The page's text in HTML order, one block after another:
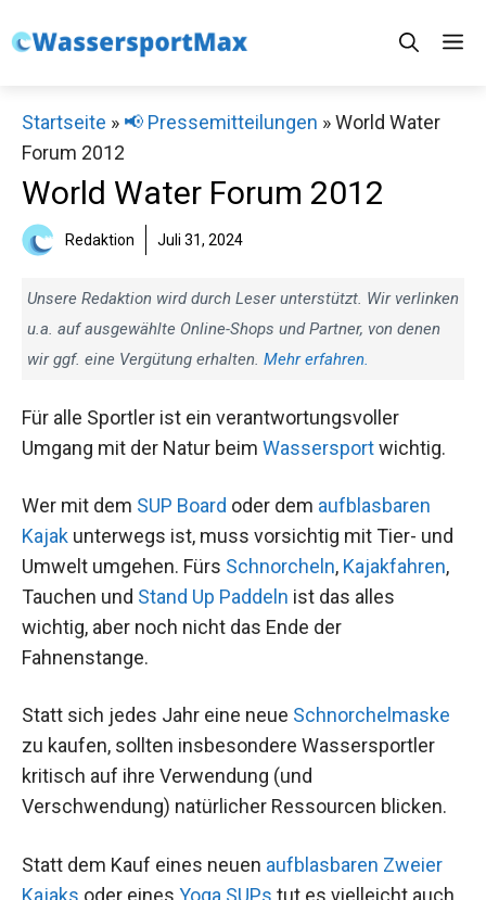
Inhalt
Startseite » 📢 Pressemitteilungen »World Water
Forum 2012
World Water Forum 2012
Redaktion Juli 31, 2024
Unsere Redaktion wird durch Leser unterstützt. Wir verlinken
u.a. auf ausgewählte Online-Shops und Partner, von denen
wir ggf. eine Vergütung erhalten. Mehr erfahren.
Für alle Sportler ist ein verantwortungsvoller
Umgang mit der Natur beim Wassersportwichtig.
Wer mit dem SUP Board oder dem aufblasbaren
Kajak unterwegs ist, muss vorsichtig mit Tier- und
Umwelt umgehen. Fürs Schnorcheln, Kajakfahren,
Tauchen und Stand Up Paddeln ist das alles
wichtig, aber noch nicht das Ende der
Fahnenstange.
Statt sich jedes Jahr eine neue Schnorchelmaske
zu kaufen, sollten insbesondere Wassersportler
kritisch auf ihre Verwendung (und
Verschwendung) natürlicher Ressourcen blicken.
Statt dem Kauf eines neuen aufblasbaren Zweier
Kajaks oder eines Yoga SUPs tut es vielleicht auch